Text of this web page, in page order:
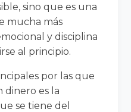
sino que es una
mucha más
y disciplina
al principio.
por las que
dinero es la
se tiene del